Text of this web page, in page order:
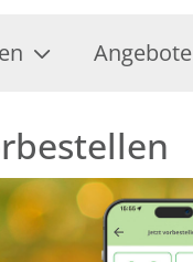
Angebote